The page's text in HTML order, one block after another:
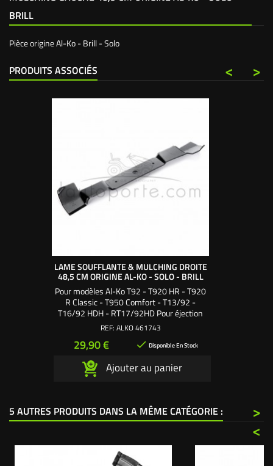
BRILL
Pièce origine Al-Ko - Brill - Solo
PRODUITS ASSOCIÉS >
<
LAME SOUFFLANTE & MULCHING DROITE
48,5 CM ORIGINE AL-KO - SOLO - BRILL
Pour modèles Al-Ko T92 - T920 HR - T920
R Classic - T950 Comfort - T13/92 -
T16/92 HDH - RT17/92HD Pour éjection
arrière, coupe 92 cm Utilisez 2 lames
Brill - Solo
REF: ALKO 461743
Prix
29,90 €  Disponible En Stock
Ajouter au panier
5 AUTRES PRODUITS DANS LA MÊME CATÉGORIE :
>
<